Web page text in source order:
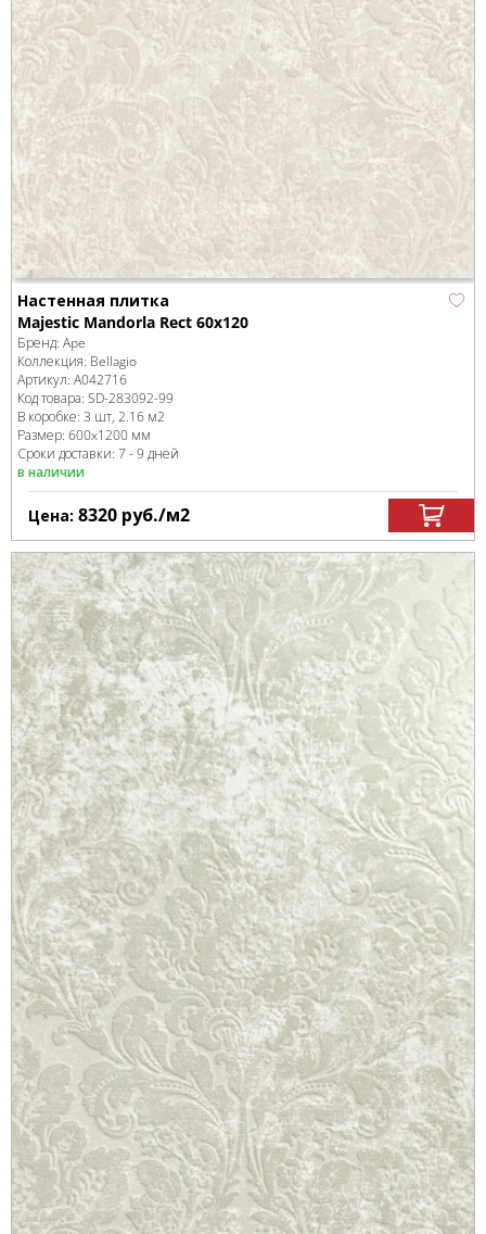
Настенная плитка
Majestic Mandorla Rect 60x120
Бренд: Ape
Коллекция: Bellagio
Артикул: A042716
Код товара: SD-283092-99
В коробке: 3 шт, 2.16 м2
Размер: 600x1200 мм
Сроки доставки: 7 - 9 дней
в наличии
Цена: 8320 руб./м2